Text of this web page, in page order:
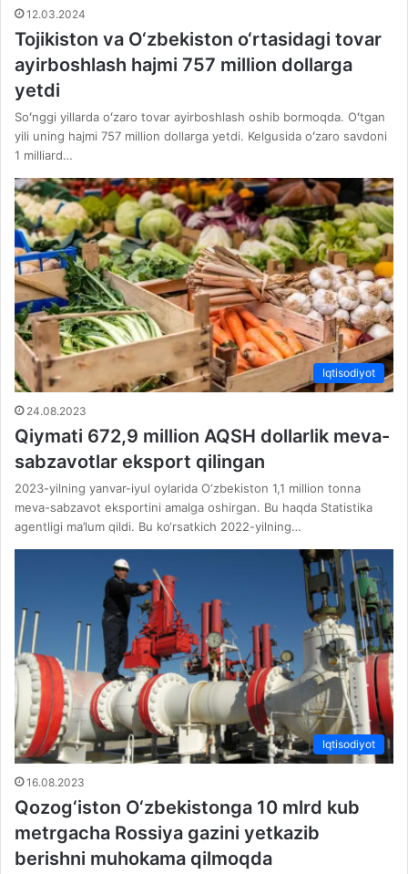
12.03.2024
Tojikiston va O‘zbekiston o‘rtasidagi tovar
ayirboshlash hajmi 757 million dollarga
yetdi
Soʻnggi yillarda oʻzaro tovar ayirboshlash oshib bormoqda. Oʻtgan
yili uning hajmi 757 million dollarga yetdi. Kelgusida oʻzaro savdoni
1 milliard…
Iqtisodiyot
24.08.2023
Qiymati 672,9 million AQSH dollarlik meva-
sabzavotlar eksport qilingan
2023-yilning yanvar-iyul oylarida O‘zbekiston 1,1 million tonna
meva-sabzavot eksportini amalga oshirgan. Bu haqda Statistika
agentligi ma’lum qildi. Bu ko‘rsatkich 2022-yilning…
Iqtisodiyot
16.08.2023
Qozog‘iston O‘zbekistonga 10 mlrd kub
metrgacha Rossiya gazini yetkazib
berishni muhokama qilmoqda